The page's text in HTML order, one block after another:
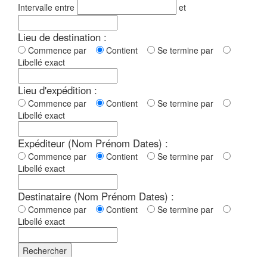
Intervalle entre et
Lieu de destination :
Commence par Contient
Se termine par
Libellé exact
Lieu d'expédition :
Commence par Contient
Se termine par
Libellé exact
Expéditeur (Nom Prénom Dates) :
Commence par Contient
Se termine par
Libellé exact
Destinataire (Nom Prénom Dates) :
Commence par Contient
Se termine par
Libellé exact
Rechercher